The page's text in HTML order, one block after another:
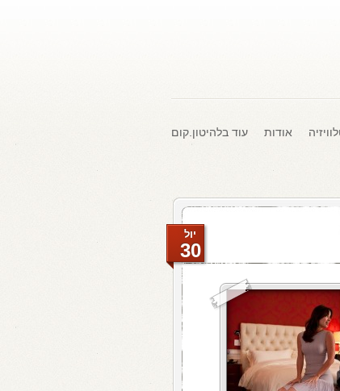
אודות עוד בלהיטון.קום
יול
30